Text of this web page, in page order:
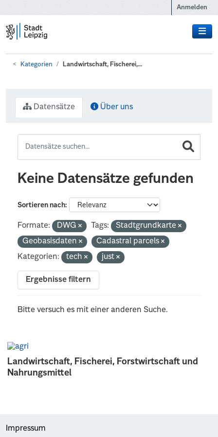
Anmelden
Kategorien Landwirtschaft, Fischerei,...
Landwirtschaft, Fischerei, Forstwirtschaft und
Nahrungsmittel
Datensätze Über uns
Keine Datensätze gefunden
Sortieren nach
Formate: DWG Tags:
Stadtgrundkarte
Geobasisdaten
Cadastral parcels
Kategorien:
tech just
Ergebnisse filtern
Bitte versuch es mit einer anderen Suche.
Impressum